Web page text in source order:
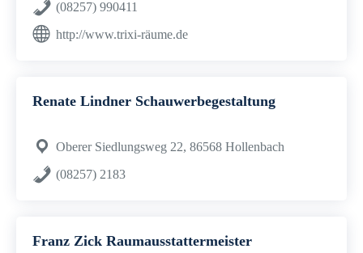
(08257) 990411
http://www.trixi-räume.de
Renate Lindner Schauwerbegestaltung
Oberer Siedlungsweg 22, 86568 Hollenbach
(08257) 2183
Franz Zick Raumausstattermeister